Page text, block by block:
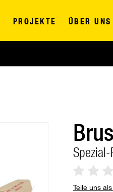
PROJEKTE ÜBER UNS
Teile uns